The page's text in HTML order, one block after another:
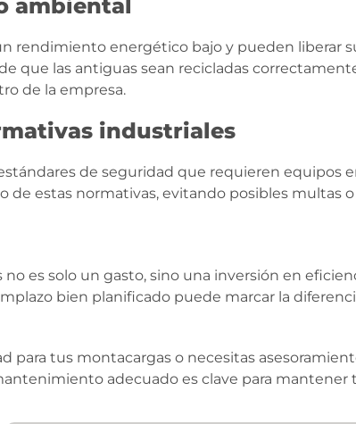
ambiental
rendimiento energético bajo y pueden liberar
que las antiguas sean recicladas
de la empresa.
industriales
de seguridad que requieren equipos
estas normativas, evitando posibles multas o
es solo un gasto, sino una inversión en
bien planificado puede marcar la
para tus montacargas o necesitas
adecuado es clave para